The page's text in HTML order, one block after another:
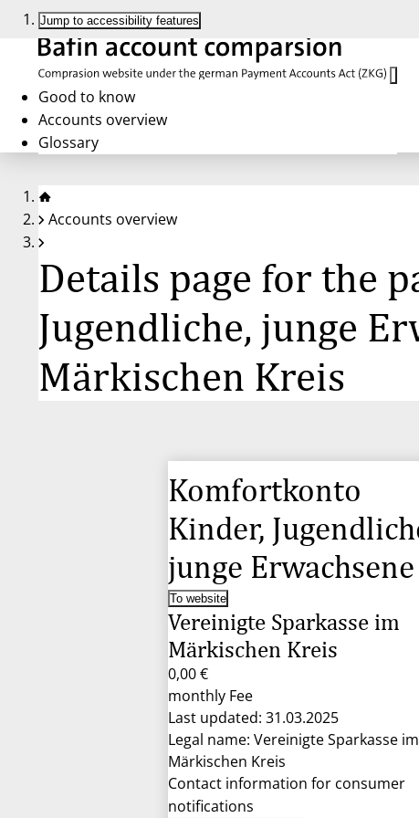
Jump to accessibility features
Good to know
Accounts overview
Glossary
Accounts overview
Details page for the
Jugendliche, junge
Märkischen Kreis
Komfortkonto
Kinder,
junge Erwachsene
To website
Vereinigte Sparkasse im
Märkischen Kreis
0,00 €
monthly Fee
Last updated: 31.03.2025
Legal name: Vereinigte Sparkasse im
Märkischen Kreis
Contact information for consumer
notifications